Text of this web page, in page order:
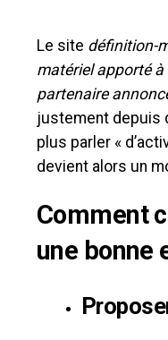
Le site définition-
matériel apporté
partenaire
justement depuis
plus parler «
devient alors un
Comment
une bonne